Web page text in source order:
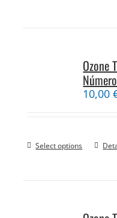
Ozone
10,00
Select options